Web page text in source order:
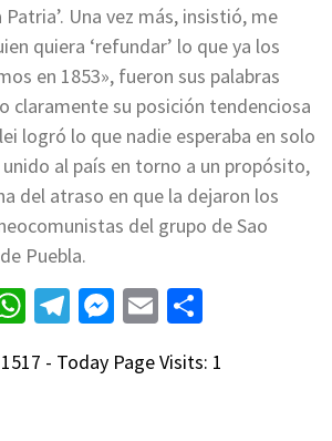
Una vez más, insistió, me
quiera ‘refundar’ lo que ya los
en 1853», fueron sus palabras
claramente su posición tendenciosa
logró lo que nadie esperaba en solo
al país en torno a un propósito,
del atraso en que la dejaron los
del grupo de Sao
Puebla.
WhatsApp
Telegram
Messenger
Email
- Today Page Visits: 1